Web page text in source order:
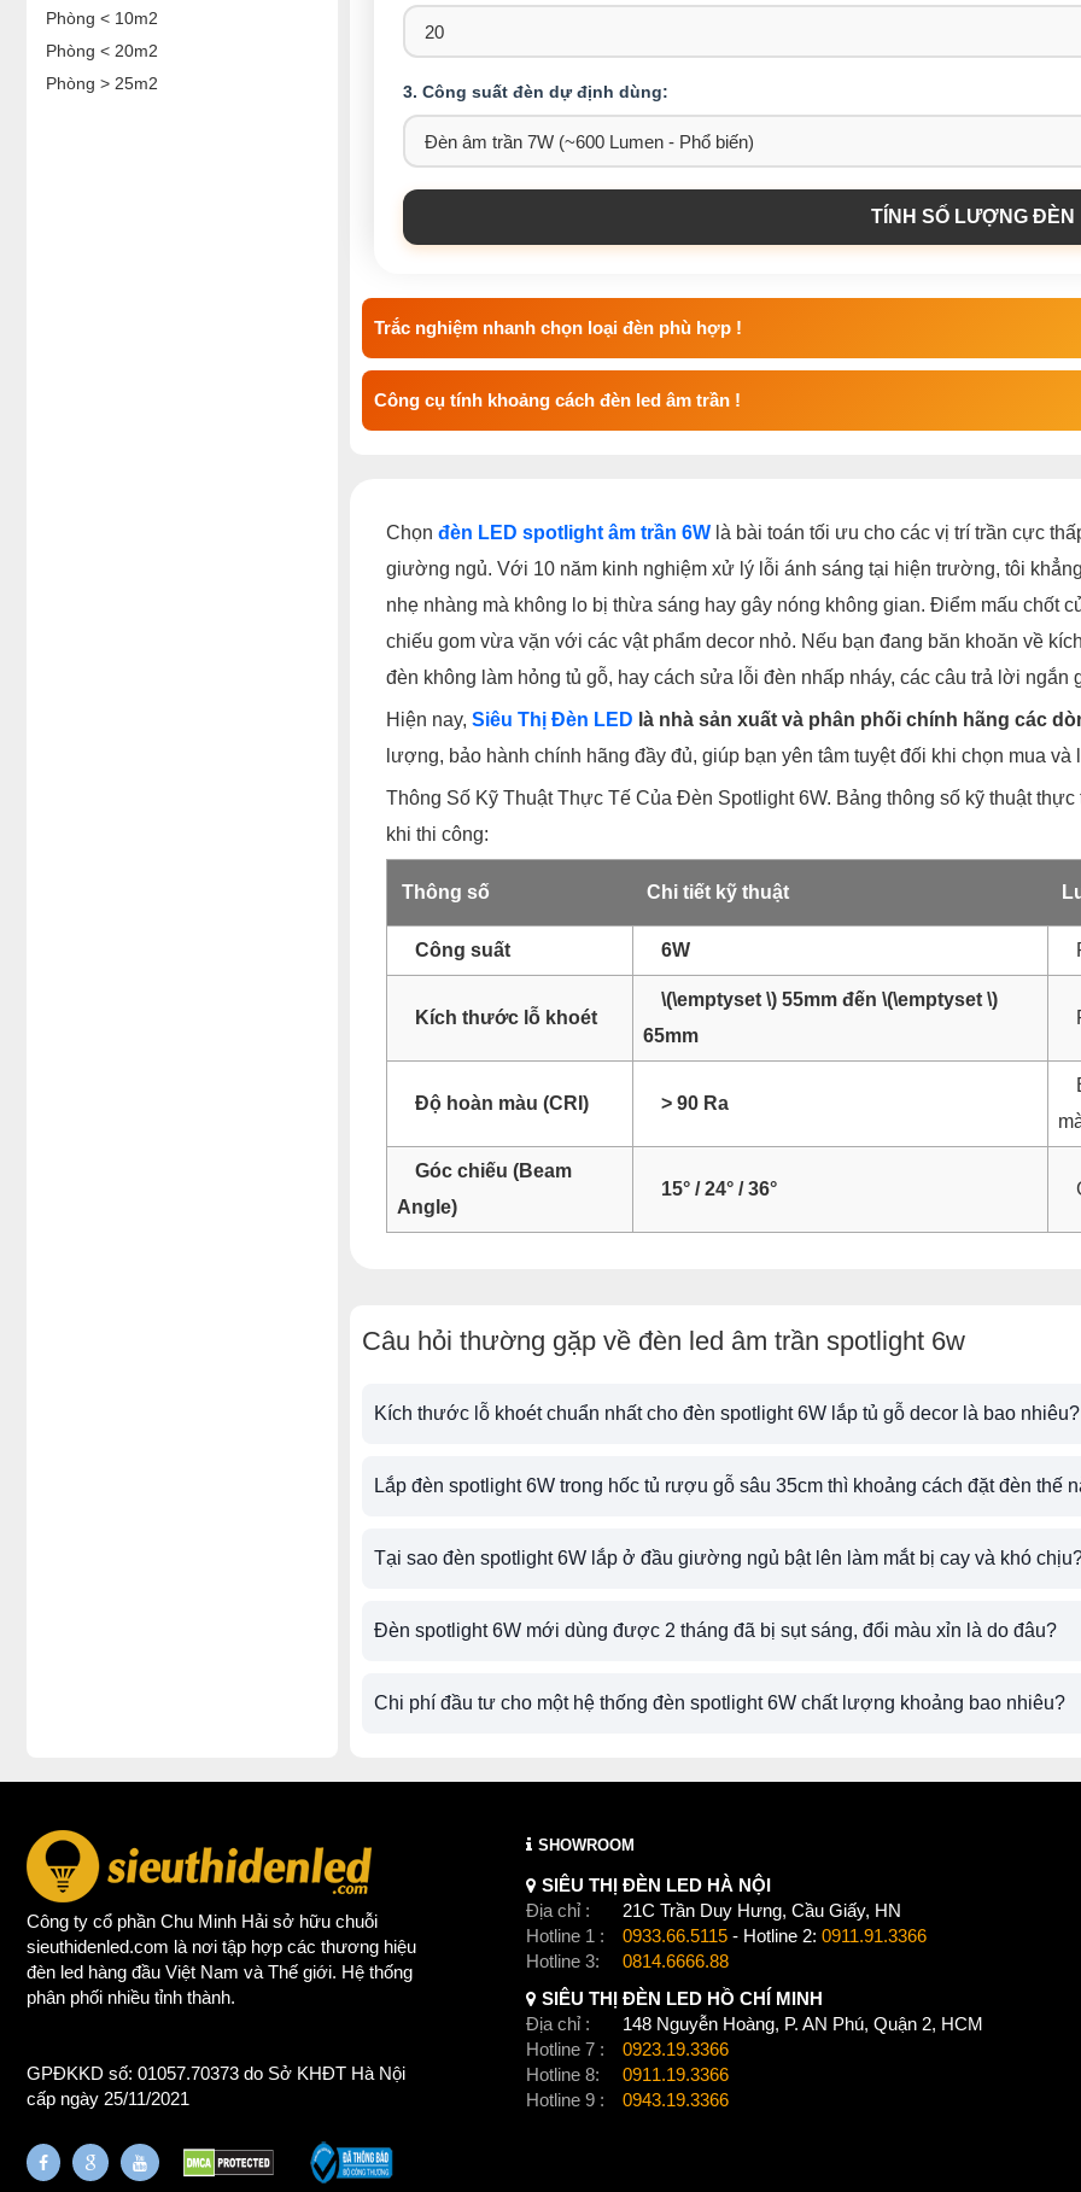
Phòng < 10m2
Phòng < 20m2
Phòng > 25m2
3. Công suất đèn dự định dùng:
TÍNH SỐ LƯỢNG ĐÈN
Trắc nghiệm nhanh chọn loại đèn phù hợp !
Công cụ tính khoảng cách đèn led âm trần !
Chọn đèn LED spotlight âm trần 6W là bài toán tối ưu cho các vị trí trần cực
giường ngủ. Với 10 năm kinh nghiệm xử lý lỗi ánh sáng tại hiện trường, tôi
nhẹ nhàng mà không lo bị thừa sáng hay gây nóng không gian. Điểm mấu chốt
chiếu gom vừa vặn với các vật phẩm decor nhỏ. Nếu bạn đang băn khoăn về
đèn không làm hỏng tủ gỗ, hay cách sửa lỗi đèn nhấp nháy, các câu trả lời
Hiện nay, Siêu Thị Đèn LED là nhà sản xuất và phân phối chính hãng các
lượng, bảo hành chính hãng đầy đủ, giúp bạn yên tâm tuyệt đối khi chọn mua và
Thông Số Kỹ Thuật Thực Tế Của Đèn Spotlight 6W. Bảng thông số kỹ thuật
khi thi công:
Thông số Chi tiết kỹ thuật
Công suất 6W
Kích thước lỗ khoét
\(\emptyset \) 55mm đến \(\emptyset \)
65mm
Độ hoàn màu (CRI) > 90 Ra
Góc chiếu (Beam
Angle)
15° / 24° / 36°
Câu hỏi thường gặp về đèn led âm trần spotlight 6w
Kích thước lỗ khoét chuẩn nhất cho đèn spotlight 6W lắp tủ gỗ decor là bao nhiêu?
Lắp đèn spotlight 6W trong hốc tủ rượu gỗ sâu 35cm thì khoảng cách đặt đèn thế
Tại sao đèn spotlight 6W lắp ở đầu giường ngủ bật lên làm mắt bị cay và khó
Đèn spotlight 6W mới dùng được 2 tháng đã bị sụt sáng, đổi màu xỉn là do đâu?
Chi phí đầu tư cho một hệ thống đèn spotlight 6W chất lượng khoảng bao nhiêu?
Công ty cổ phần Chu Minh Hải sở hữu chuỗi
sieuthidenled.com là nơi tập hợp các thương hiệu
đèn led hàng đầu Việt Nam và Thế giới. Hệ thống
phân phối nhiều tỉnh thành.
GPĐKKD số: 01057.70373 do Sở KHĐT Hà Nội
cấp ngày 25/11/2021
SHOWROOM
SIÊU THỊ ĐÈN LED HÀ NỘI
Địa chỉ :
21C Trần Duy Hưng, Cầu Giấy, HN
Hotline 1 :
0933.66.5115 - Hotline 2: 0911.91.3366
Hotline 3:
0814.6666.88
SIÊU THỊ ĐÈN LED HỒ CHÍ MINH
Địa chỉ :
148 Nguyễn Hoàng, P. AN Phú, Quận 2, HCM
Hotline 7 :
0923.19.3366
Hotline 8:
0911.19.3366
Hotline 9 :
0943.19.3366